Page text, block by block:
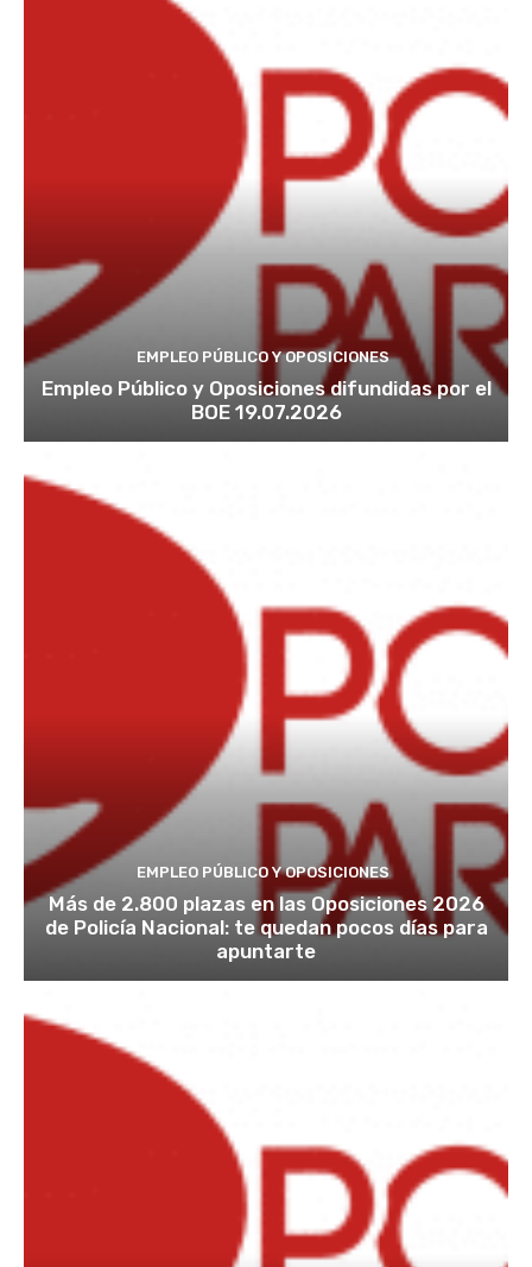
EMPLEO PÚBLICO Y OPOSICIONES
Empleo Público y Oposiciones difundidas por el
BOE 19.07.2026
EMPLEO PÚBLICO Y OPOSICIONES
Más de 2.800 plazas en las Oposiciones 2026
de Policía Nacional: te quedan pocos días para
apuntarte